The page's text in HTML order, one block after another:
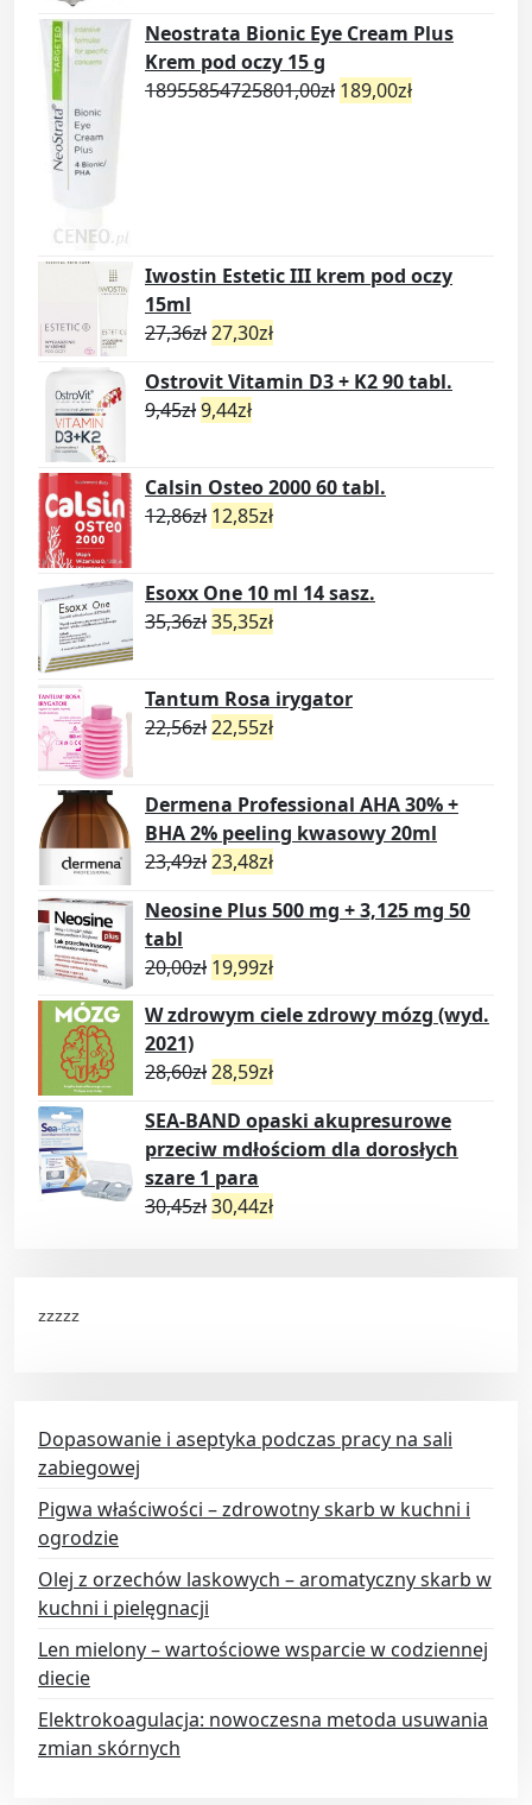
Neostrata Bionic Eye Cream Plus
Krem pod oczy 15 g
18955854725801,00zł 189,00zł
Iwostin Estetic III krem pod oczy
15ml
27,36zł27,30zł
Ostrovit Vitamin D3 + K2 90 tabl.
9,45zł9,44zł
Calsin Osteo 2000 60 tabl.
12,86zł 12,85zł
Esoxx One 10 ml 14 sasz.
35,36zł35,35zł
Tantum Rosa irygator
22,56zł22,55zł
Dermena Professional AHA 30% +
BHA 2% peeling kwasowy 20ml
23,49zł23,48zł
Neosine Plus 500 mg + 3,125 mg 50
tabl
20,00zł 19,99zł
W zdrowym ciele zdrowy mózg (wyd.
2021)
28,60zł28,59zł
SEA-BAND opaski akupresurowe
przeciw mdłościom dla dorosłych
szare 1 para
30,45zł30,44zł
zzzzz
Dopasowanie i aseptyka podczas pracy na sali
zabiegowej
Pigwa właściwości – zdrowotny skarb w kuchni i
ogrodzie
Olej z orzechów laskowych – aromatyczny skarb w
kuchni i pielęgnacji
Len mielony – wartościowe wsparcie w codziennej
diecie
Elektrokoagulacja: nowoczesna metoda usuwania
zmian skórnych